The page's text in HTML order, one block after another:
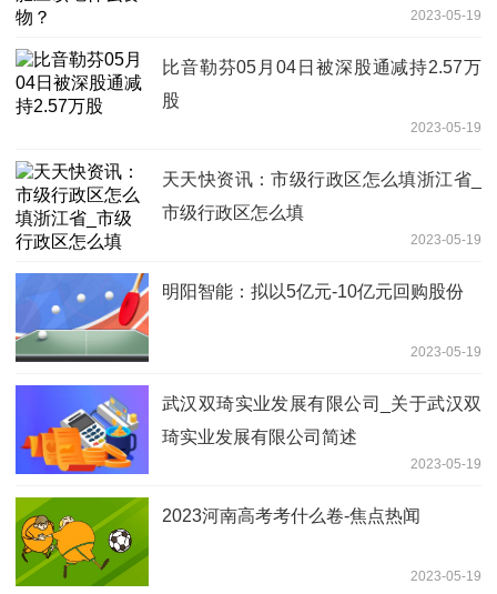
2023-05-19
比音勒芬05月04日被深股通减持2.57万
股
2023-05-19
天天快资讯：市级行政区怎么填浙江省_
市级行政区怎么填
2023-05-19
明阳智能：拟以5亿元-10亿元回购股份
2023-05-19
武汉双琦实业发展有限公司_关于武汉双
琦实业发展有限公司简述
2023-05-19
2023河南高考考什么卷-焦点热闻
2023-05-19